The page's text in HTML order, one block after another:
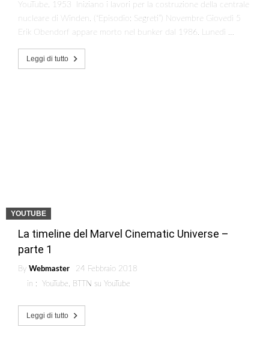
YouTube. 1953 Iniziano i lavori per la costruzione della centrale
nucleare di Winden. (“Episodio: Segreti”) Novembre Giovedì 5
Erik Obendorf appare morto nel bunker dal 1986. Lunedì …
Leggi di tutto
YOUTUBE
La timeline del Marvel Cinematic Universe –
parte 1
By Webmaster
24 Febbraio 2018
in : YouTube, BTTN su YouTube
Leggi di tutto